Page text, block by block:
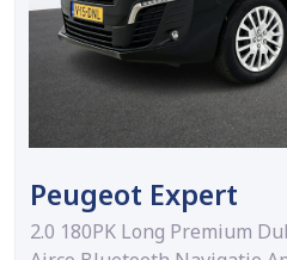
Peugeot Expert
2.0 180PK Long Premium